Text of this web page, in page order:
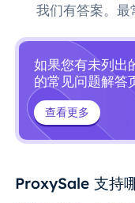
我们有答案。最
如果您有未列出
的常见问题解答
查看更多
ProxySale 支持